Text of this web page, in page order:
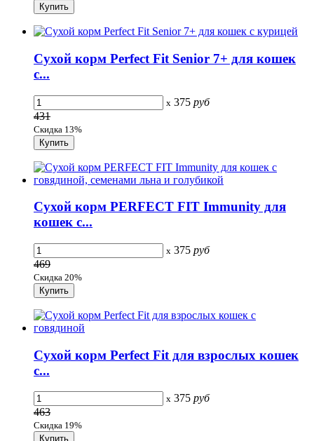
Сухой корм Perfect Fit Senior 7+ для кошек
с...
x 375 руб
431
Скидка 13%
Сухой корм PERFECT FIT Immunity для
кошек с...
x 375 руб
469
Скидка 20%
Сухой корм Perfect Fit для взрослых кошек
с...
x 375 руб
463
Скидка 19%